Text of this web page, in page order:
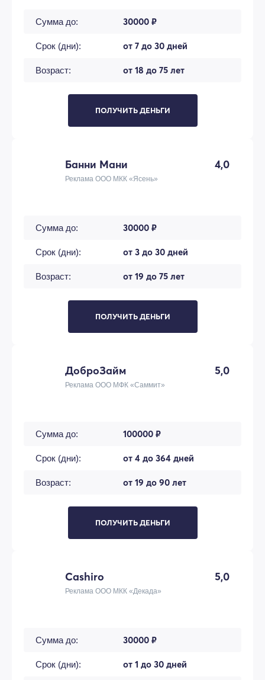
Сумма до: 30000 ₽
Срок (дни): от 7 до 30 дней
Возраст: от 18 до 75 лет
ПОЛУЧИТЬ ДЕНЬГИ
Банни Мани 4,0
Реклама ООО МКК «Ясень»
Сумма до: 30000 ₽
Срок (дни): от 3 до 30 дней
Возраст: от 19 до 75 лет
ПОЛУЧИТЬ ДЕНЬГИ
ДоброЗайм 5,0
Реклама ООО МФК «Саммит»
Сумма до: 100000 ₽
Срок (дни): от 4 до 364 дней
Возраст: от 19 до 90 лет
ПОЛУЧИТЬ ДЕНЬГИ
Cashiro 5,0
Реклама ООО МКК «Декада»
Сумма до: 30000 ₽
Срок (дни): от 1 до 30 дней